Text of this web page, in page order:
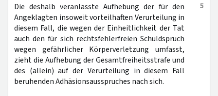
5
Die deshalb veranlasste Aufhebung der für den
Angeklagten insoweit vorteilhaften Verurteilung in
diesem Fall, die wegen der Einheitlichkeit der Tat
auch den für sich rechtsfehlerfreien Schuldspruch
wegen gefährlicher Körperverletzung umfasst,
zieht die Aufhebung der Gesamtfreiheitsstrafe und
des (allein) auf der Verurteilung in diesem Fall
beruhenden Adhäsionsausspruches nach sich.